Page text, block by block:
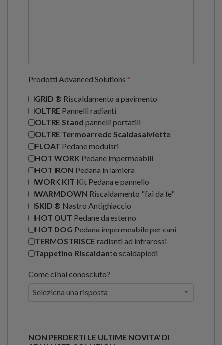
Prodotti Advanced Solutions *
GRID ® Riscaldamento a pavimento
OLTRE Pannelli radianti
OLTRE Stand pannelli portatili
OLTRE Termoarredo Scaldasalviette
FLOAT Pedane modulari
HOT WORK Pedane impermeabili
HOT IRON Pedana in lamiera
WORK KIT Kit Pedana e pannello
WARMDOWN Riscaldamento "fai da te"
SKID ® Nastro Antighiaccio
HOT OUT Pedane da esterno
HOT DOG Pedana impermeabile per cani
TERMOSTRISCEradianti ad infrarossi
Tappetino Riscaldantescaldapiedi
Come ci hai conosciuto?
NON PERDERTI LE ULTIME NOVITA' DI